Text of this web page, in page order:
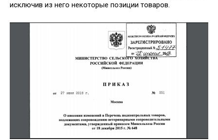
исключив из него некоторые позиции товаров.